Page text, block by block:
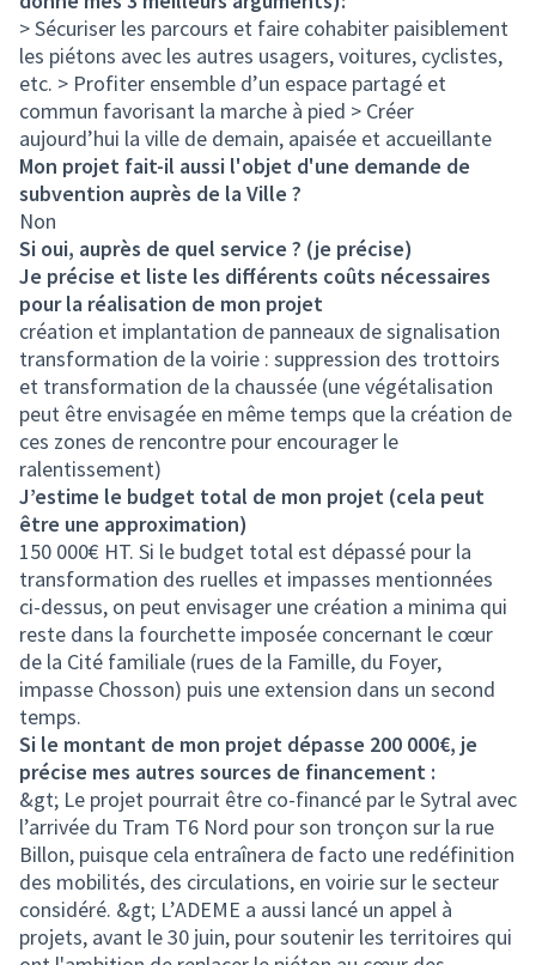
> Sécuriser les parcours et faire cohabiter paisiblement
les piétons avec les autres usagers, voitures, cyclistes,
etc. > Profiter ensemble d’un espace partagé et
commun favorisant la marche à pied > Créer
aujourd’hui la ville de demain, apaisée et accueillante
Mon projet fait-il aussi l'objet d'une demande de
subvention auprès de la Ville ?
Non
Si oui, auprès de quel service ? (je précise)
Je précise et liste les différents coûts nécessaires
pour la réalisation de mon projet
création et implantation de panneaux de signalisation
transformation de la voirie : suppression des trottoirs
et transformation de la chaussée (une végétalisation
peut être envisagée en même temps que la création de
ces zones de rencontre pour encourager le
ralentissement)
J’estime le budget total de mon projet (cela peut
être une approximation)
150 000€ HT. Si le budget total est dépassé pour la
transformation des ruelles et impasses mentionnées
ci-dessus, on peut envisager une création a minima qui
reste dans la fourchette imposée concernant le cœur
de la Cité familiale (rues de la Famille, du Foyer,
impasse Chosson) puis une extension dans un second
temps.
Si le montant de mon projet dépasse 200 000€, je
précise mes autres sources de financement :
&gt; Le projet pourrait être co-financé par le Sytral avec
l’arrivée du Tram T6 Nord pour son tronçon sur la rue
Billon, puisque cela entraînera de facto une redéfinition
des mobilités, des circulations, en voirie sur le secteur
considéré. &gt; L’ADEME a aussi lancé un appel à
projets, avant le 30 juin, pour soutenir les territoires qui